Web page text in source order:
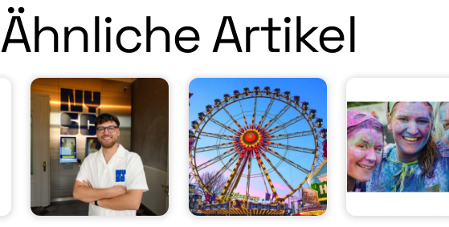
Ähnliche Artikel